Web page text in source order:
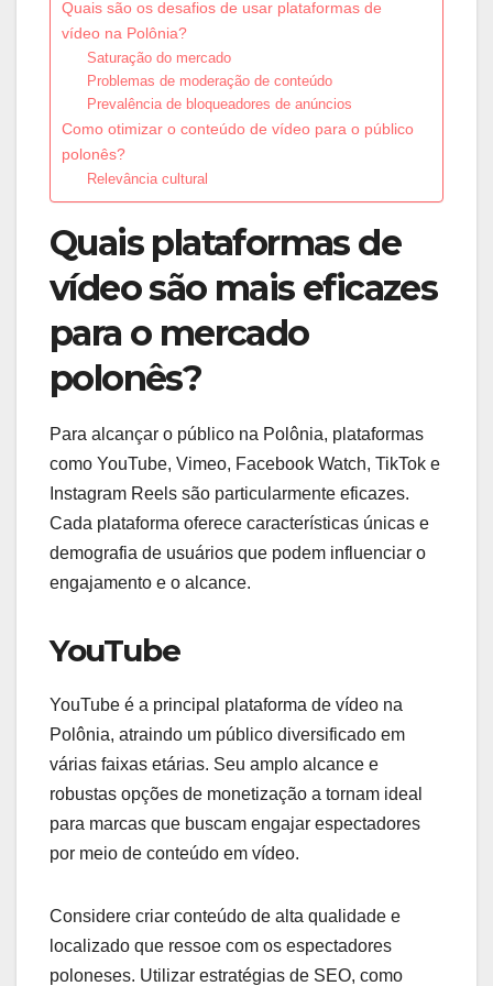
Quais são os desafios de usar plataformas de
vídeo na Polônia?
Saturação do mercado
Problemas de moderação de conteúdo
Prevalência de bloqueadores de anúncios
Como otimizar o conteúdo de vídeo para o público
polonês?
Relevância cultural
Quais plataformas de
vídeo são mais eficazes
para o mercado
polonês?
Para alcançar o público na Polônia, plataformas
como YouTube, Vimeo, Facebook Watch, TikTok e
Instagram Reels são particularmente eficazes.
Cada plataforma oferece características únicas e
demografia de usuários que podem influenciar o
engajamento e o alcance.
YouTube
YouTube é a principal plataforma de vídeo na
Polônia, atraindo um público diversificado em
várias faixas etárias. Seu amplo alcance e
robustas opções de monetização a tornam ideal
para marcas que buscam engajar espectadores
por meio de conteúdo em vídeo.
Considere criar conteúdo de alta qualidade e
localizado que ressoe com os espectadores
poloneses. Utilizar estratégias de SEO, como